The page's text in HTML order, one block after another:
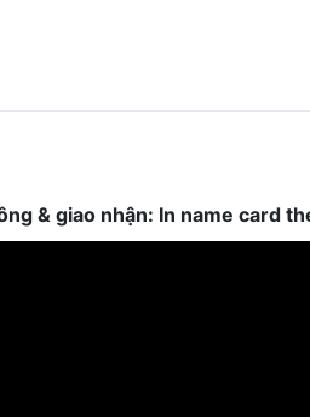
& giao nhận: In name card